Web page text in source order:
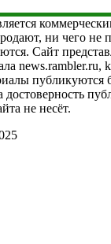
ни чего не
Сайт
news.rambler.ru,
публикуются
достоверность
не несёт.